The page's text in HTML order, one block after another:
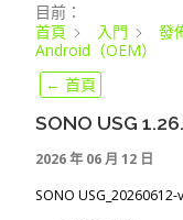
← 首頁
目前：
首頁
入門
發
Android（OEM）
SONO USG
2026 年 06 月 12 日
SONO USG_20260612-